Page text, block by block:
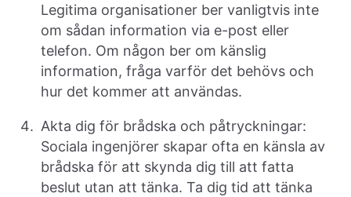
Legitima organisationer ber vanligtvis inte
om sådan information via e-post eller
telefon. Om någon ber om känslig
information, fråga varför det behövs och
hur det kommer att användas.
Akta dig för brådska och påtryckningar:
Sociala ingenjörer skapar ofta en känsla av
brådska för att skynda dig till att fatta
beslut utan att tänka. Ta dig tid att tänka